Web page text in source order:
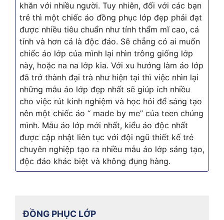
khăn với nhiều người. Tuy nhiên, đối với các bạn
trẻ thì một chiếc áo đồng phục lớp đẹp phải đạt
được nhiều tiêu chuẩn như tính thẩm mĩ cao, cá
tính và hơn cả là độc đáo. Sẽ chẳng có ai muốn
chiếc áo lớp của mình lại nhìn trông giống lớp
này, hoặc na na lớp kia. Với xu hướng làm áo lớp
đã trở thành đại trà như hiện tại thì việc nhìn lại
những mẫu áo lớp đẹp nhất sẽ giúp ích nhiều
cho việc rút kinh nghiệm và học hỏi để sáng tạo
nên một chiếc áo “ made by me” của teen chúng
mình. Mẫu áo lớp mới nhất, kiểu áo độc nhất
được cập nhật liên tục với đội ngũ thiết kế trẻ
chuyên nghiệp tạo ra nhiều mẫu áo lớp sáng tạo,
độc đáo khác biệt và không đụng hàng.
ĐỒNG PHỤC LỚP